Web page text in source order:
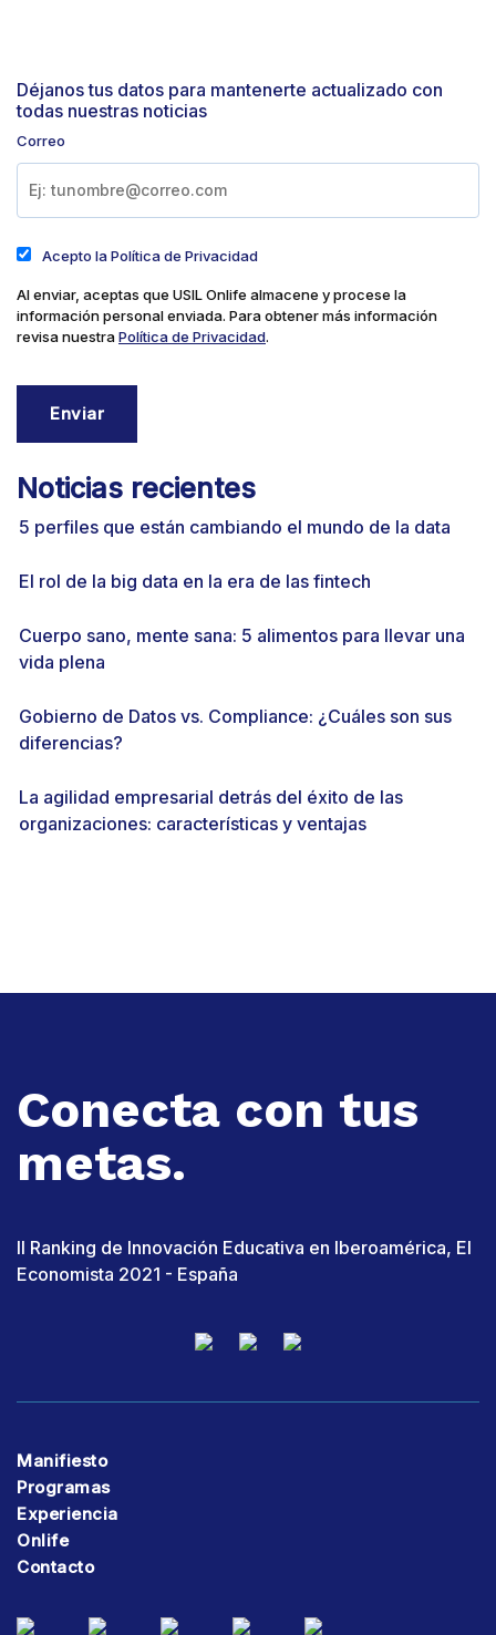
Déjanos tus datos para mantenerte actualizado con
todas nuestras noticias
Correo
Acepto la Política de Privacidad
Al enviar, aceptas que USIL Onlife almacene y procese la
información personal enviada. Para obtener más información
revisa nuestraPolítica de Privacidad.
Noticias recientes
5 perfiles que están cambiando el mundo de la data
El rol de la big data en la era de las fintech
Cuerpo sano, mente sana: 5 alimentos para llevar una
vida plena
Gobierno de Datos vs. Compliance: ¿Cuáles son sus
diferencias?
La agilidad empresarial detrás del éxito de las
organizaciones: características y ventajas
Conecta con tus
metas.
II Ranking de Innovación Educativa en Iberoamérica, El
Economista 2021 - España
Manifiesto
Programas
Experiencia
Onlife
Contacto